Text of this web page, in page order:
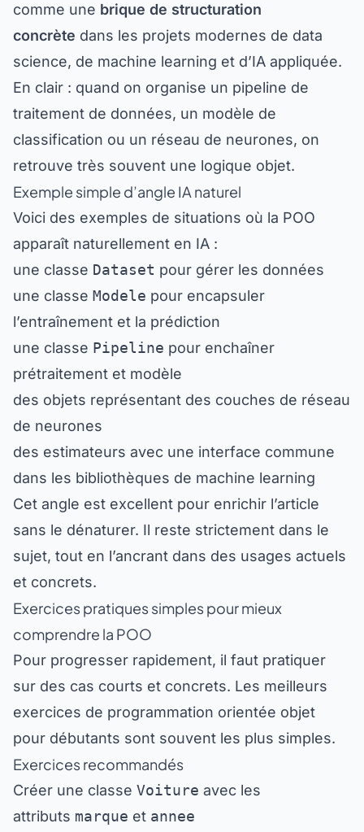
comme une brique de structuration
concrète dans les projets modernes de data
science, de machine learning et d’IA appliquée.
En clair : quand on organise un pipeline de
traitement de données, un modèle de
classification ou un réseau de neurones, on
retrouve très souvent une logique objet.
Exemple simple d’angle IA naturel
Voici des exemples de situations où la POO
apparaît naturellement en IA :
une classe Dataset pour gérer les données
une classe Modele pour encapsuler
l’entraînement et la prédiction
une classe Pipeline pour enchaîner
prétraitement et modèle
des objets représentant des couches de réseau
de neurones
des estimateurs avec une interface commune
dans les bibliothèques de machine learning
Cet angle est excellent pour enrichir l’article
sans le dénaturer. Il reste strictement dans le
sujet, tout en l’ancrant dans des usages actuels
et concrets.
Exercices pratiques simples pour mieux
comprendre la POO
Pour progresser rapidement, il faut pratiquer
sur des cas courts et concrets. Les meilleurs
exercices de programmation orientée objet
pour débutants sont souvent les plus simples.
Exercices recommandés
Créer une classe Voiture avec les
attributs marque et annee